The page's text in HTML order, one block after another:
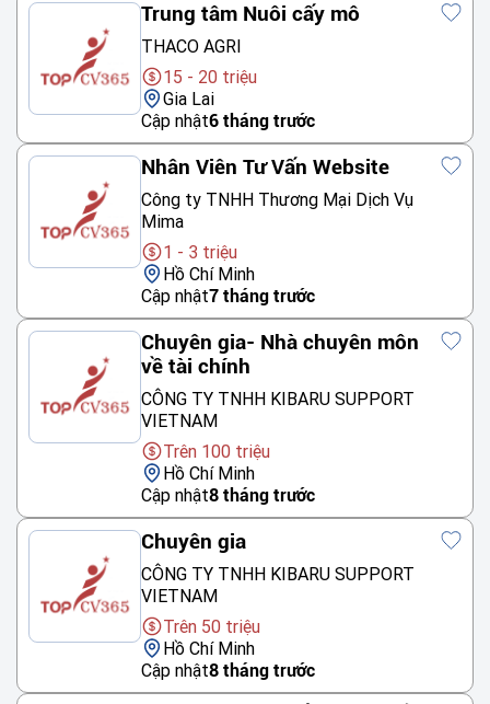
Trung tâm Nuôi cấy mô
THACO AGRI
15 - 20 triệu
Gia Lai
Cập nhật6 tháng trước
Nhân Viên Tư Vấn Website
Công ty TNHH Thương Mại Dịch Vụ
Mima
1 - 3 triệu
Hồ Chí Minh
Cập nhật7 tháng trước
Chuyên gia- Nhà chuyên môn
về tài chính
CÔNG TY TNHH KIBARU SUPPORT
VIETNAM
Trên 100 triệu
Hồ Chí Minh
Cập nhật8 tháng trước
Chuyên gia
CÔNG TY TNHH KIBARU SUPPORT
VIETNAM
Trên 50 triệu
Hồ Chí Minh
Cập nhật8 tháng trước